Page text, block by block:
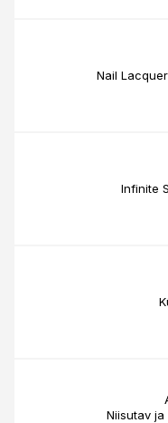
Nail
Infinite
Niisutav